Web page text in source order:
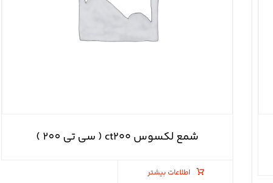
شمع لکسوس ct۲۰۰ ( سی تی ۲۰۰ )
اطلاعات بیشتر